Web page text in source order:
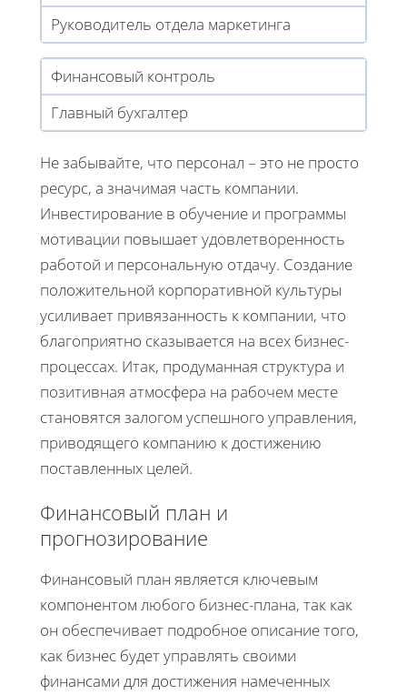
Руководитель отдела маркетинга
Финансовый контроль
Главный бухгалтер
Не забывайте, что персонал – это не просто
ресурс, а значимая часть компании.
Инвестирование в обучение и программы
мотивации повышает удовлетворенность
работой и персональную отдачу. Создание
положительной корпоративной культуры
усиливает привязанность к компании, что
благоприятно сказывается на всех бизнес-
процессах. Итак, продуманная структура и
позитивная атмосфера на рабочем месте
становятся залогом успешного управления,
приводящего компанию к достижению
поставленных целей.
Финансовый план и
прогнозирование
Финансовый план является ключевым
компонентом любого бизнес-плана, так как
он обеспечивает подробное описание того,
как бизнес будет управлять своими
финансами для достижения намеченных